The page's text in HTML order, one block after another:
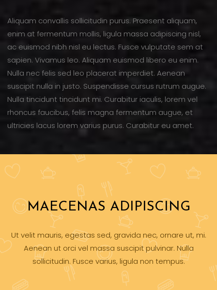
Aliquam convallis sollicitudin purus. Praesent aliquam,
enim at fermentum mollis, ligula massa adipiscing nisl,
ac euismod nibh nisl eu lectus. Fusce vulputate sem at
sapien. Vivamus leo. Aliquam euismod libero eu enim.
Nulla nec felis sed leo placerat imperdiet. Aenean
suscipit nulla in justo. Suspendisse cursus rutrum augue.
Nulla tincidunt tincidunt mi. Curabitur iaculis, lorem vel
rhoncus faucibus, felis magna fermentum augue, et
ultricies lacus lorem varius purus. Curabitur eu amet.
MAECENAS ADIPISCING
Ut velit mauris, egestas sed, gravida nec, ornare ut, mi.
Aenean ut orci vel massa suscipit pulvinar. Nulla
sollicitudin. Fusce varius, ligula non tempus.